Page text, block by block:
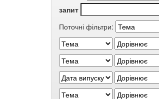
запит
Поточні фільтри: